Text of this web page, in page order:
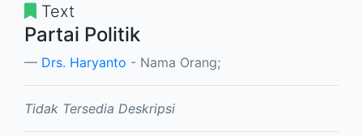
Text
Partai Politik
Drs. Haryanto - Nama Orang;
Tidak Tersedia Deskripsi